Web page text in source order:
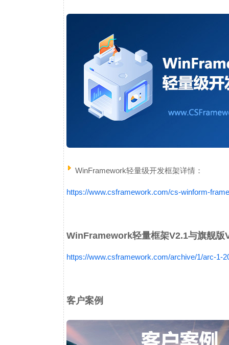
WinFramework轻量级开发框架详情：
https://www.csframework.com/cs-winform-
WinFramework轻量框架V2.1与旗舰版
https://www.csframework.com/archive/1/arc-1-
客户案例